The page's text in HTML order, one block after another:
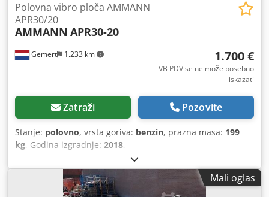
Gemert 1.233 km
Polovna vibro ploča AMMANN
APR30/20
AMMANN APR30-20
1.700 €
VB PDV se ne može posebno
iskazati
Zatraži Pozovite
Stanje: polovno, vrsta goriva: benzin, prazna masa: 199
kg, Godina izgradnje: 2018,
Mali oglas